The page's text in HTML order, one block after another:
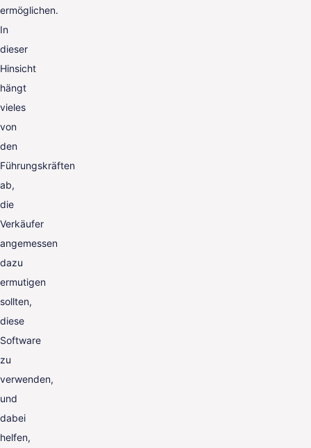
ermöglichen.
In
dieser
Hinsicht
hängt
vieles
von
den
Führungskräften
ab,
die
Verkäufer
angemessen
dazu
ermutigen
sollten,
diese
Software
zu
verwenden,
und
dabei
helfen,